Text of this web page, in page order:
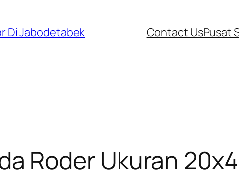
Di Jabodetabek Contact UsPusat
Roder Ukuran